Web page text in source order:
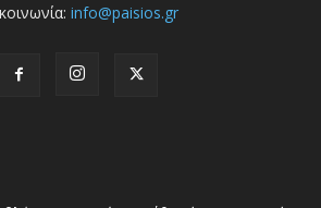
info@paisios.gr